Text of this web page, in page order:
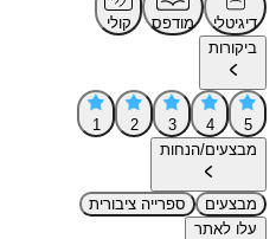
דיגיטלי מודפס
קולי
ביקורות
5
4
3
2
1
מבצעים/הנחות
מבצעים
ספרייה ציבורית
עלו לאתר